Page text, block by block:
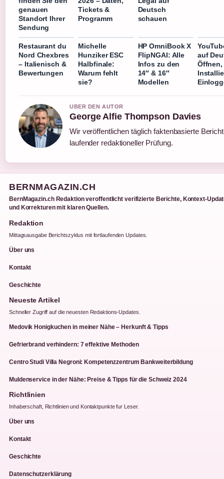
genauen
Standort Ihrer
Sendung
Tickets &
Programm
Deutsch
schauen
Restaurant du
Nord Chexbres
– Italienisch &
Bewertungen
Michelle
Hunziker ESC
Halbfinale:
Warum fehlt
sie?
HP OmniBook X
FlipNGAI: Alle
Infos zu den
14″ & 16″
Modellen
auf
Öffnen,
UBER DEN AUTOR
George Alfie Thompson Davies
Wir veröffentlichen täglich faktenbasierte
laufender redaktioneller Prüfung.
BERNMAGAZIN.CH
BernMagazin.ch Redaktion veroffentlicht verifizierte Berichte, Kontext-
und Korrekturen mit klaren Quellen.
Redaktion
Mittagsausgabe Berichtszyklus mit fortlaufenden Updates.
Über uns
Kontakt
Geschichte
Neueste Artikel
Schneller Zugriff auf die neuesten Redaktions-Updates.
Medovik Honigkuchen in meiner Nähe – Herkunft & Tipps
Gefrierbrand verhindern: 7 effektive Methoden
Centro Studi Villa Negroni: Kompetenzzentrum Bankweiterbildung
Muldenservice in der Nähe: Preise & Tipps für die Schweiz 2024
Richtlinien
Inhaberschaft, Richtlinien und Kontaktpunkte fur Leser.
Über uns
Kontakt
Geschichte
Datenschutzerklärung